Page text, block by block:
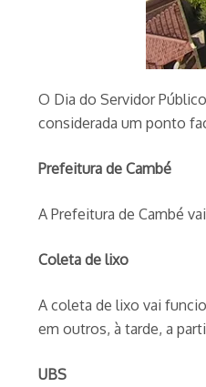
O Dia do Servidor
considerada um ponto
Prefeitura de Cambé
A Prefeitura de Cambé
Coleta de lixo
A coleta de lixo vai
em outros, à tarde, a
UBS